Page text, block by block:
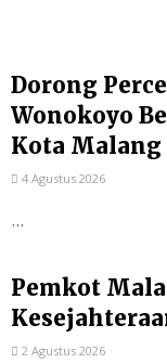
Dorong
Wonokoyo
Kota Malang
4 Agustus 2026
...
Pemkot
2 Agustus 2026